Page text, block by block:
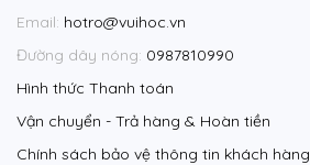
Email: hotro@vuihoc.vn
Đường dây nóng: 0987810990
Hình thức Thanh toán
Vận chuyển - Trả hàng & Hoàn tiền
Chính sách bảo vệ thông tin khách hàng